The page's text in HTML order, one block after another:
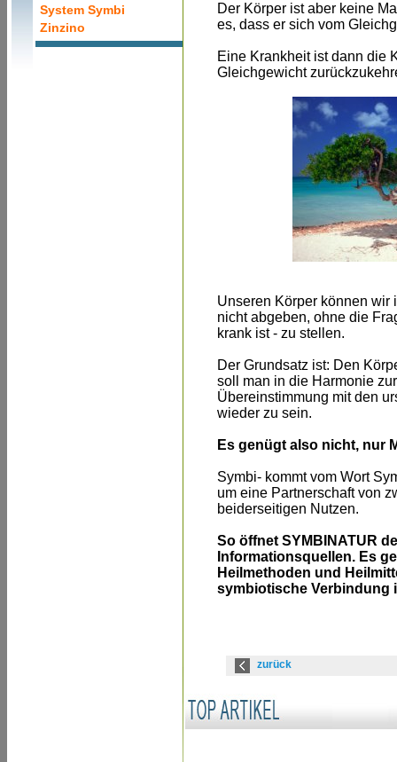
Der Körper ist aber keine
es, dass er sich vom
Eine Krankheit ist dann die
Gleichgewicht
Unseren Körper können wir
nicht abgeben, ohne die
krank ist - zu stellen.
Der Grundsatz ist: Den
soll man in die Harmonie
Übereinstimmung mit den
wieder zu sein.
Es genügt also nicht, nur
Symbi- kommt vom Wort
um eine Partnerschaft von
beiderseitigen Nutzen.
So öffnet SYMBINATUR
Informationsquellen. Es
Heilmethoden und
symbiotische Verbindung
zurück
System Symbi
Zinzino